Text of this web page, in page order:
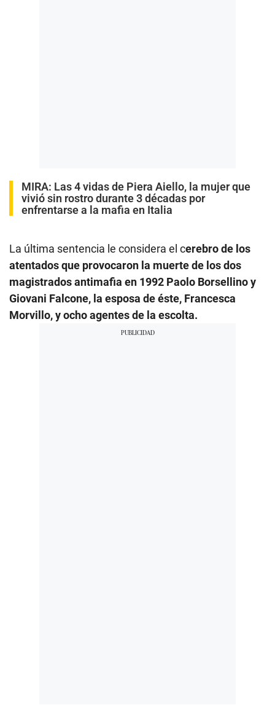
MIRA: Las 4 vidas de Piera Aiello, la mujer que
vivió sin rostro durante 3 décadas por
enfrentarse a la mafia en Italia
La última sentencia le considera el cerebro de los
atentados que provocaron la muerte de los dos
magistrados antimafia en 1992 Paolo Borsellino y
Giovani Falcone, la esposa de éste, Francesca
Morvillo, y ocho agentes de la escolta.